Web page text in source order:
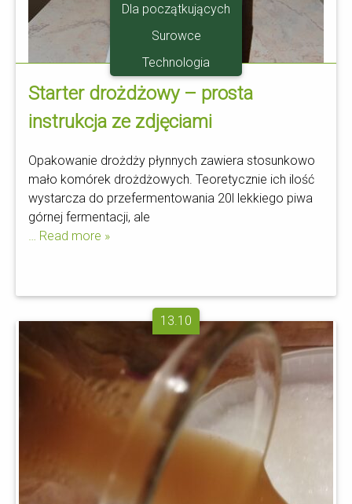
Dla początkujących
Surowce
Technologia
Starter drożdżowy – prosta
instrukcja ze zdjęciami
Opakowanie drożdży płynnych zawiera stosunkowo
mało komórek drożdżowych. Teoretycznie ich ilość
wystarcza do przefermentowania 20l lekkiego piwa
górnej fermentacji, ale
… Read more »
13.10